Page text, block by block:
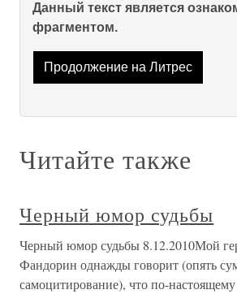
Данный текст является
фрагментом.
Продолжение на Литрес
Читайте также
Черный юмор судьбы
Черный юмор судьбы 8.12.2010Мой
Фандорин однажды говорит (опять
самоцитирование), что по-